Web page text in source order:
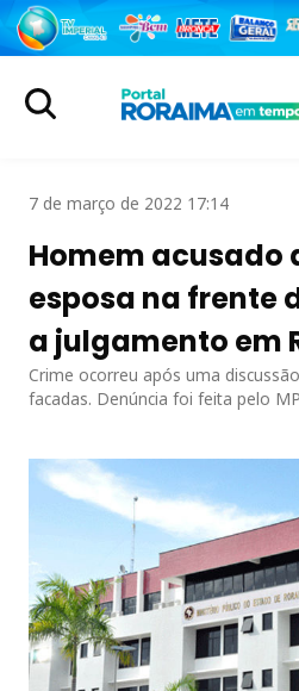
7 de março de 2022 17:14
Homem acusado
esposa na frente
a julgamento em
Crime ocorreu após uma
facadas. Denúncia foi feita pelo MP